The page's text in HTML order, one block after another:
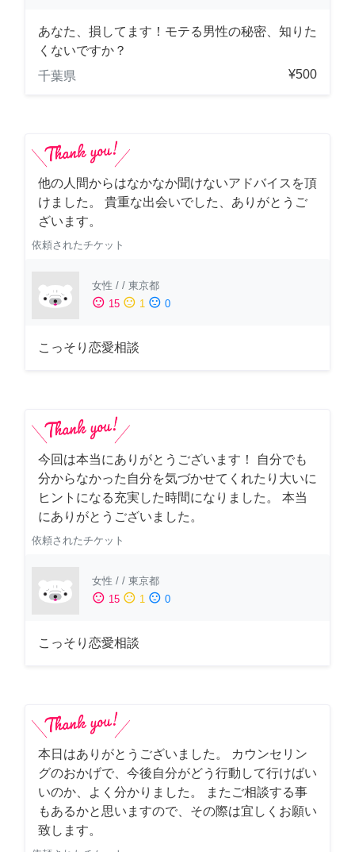
あなた、損してます！モテる男性の秘密、知りた
くないですか？
千葉県
¥500
他の人間からはなかなか聞けないアドバイスを頂
けました。 貴重な出会いでした、ありがとうご
ざいます。
依頼されたチケット
女性 / / 東京都
sentiment_satisfied 15 sentiment_neutral 1 sentiment_dissatisfied 0
こっそり恋愛相談
今回は本当にありがとうございます！ 自分でも
分からなかった自分を気づかせてくれたり大いに
ヒントになる充実した時間になりました。 本当
にありがとうございました。
依頼されたチケット
女性 / / 東京都
sentiment_satisfied 15 sentiment_neutral 1 sentiment_dissatisfied 0
こっそり恋愛相談
本日はありがとうございました。 カウンセリン
グのおかげで、今後自分がどう行動して行けばい
いのか、よく分かりました。 またご相談する事
もあるかと思いますので、その際は宜しくお願い
致します。